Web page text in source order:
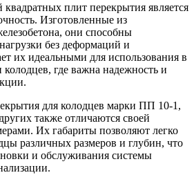
плит перекрытия является
Изготовленные из
они способны
без деформаций и
их идеальными для использования в
колодцев, где важна надежность и
для колодцев марки ПП 10-1,
также отличаются своей
Их габариты позволяют легко
различных размеров и глубин, что
и обслуживания системы